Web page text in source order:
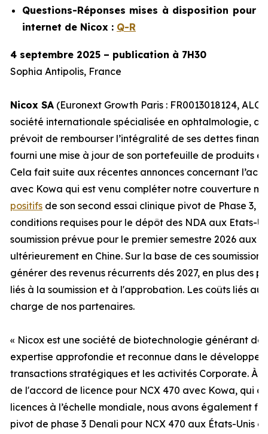
Questions-Réponses mises à disposition pour
internet de Nicox : Q-R
4 septembre 2025 – publication à 7H30
Sophia Antipolis, France
Nicox SA (Euronext Growth Paris : FR0013018124,
société internationale spécialisée en ophtalmologie,
prévoit de rembourser l’intégralité de ses dettes
fourni une mise à jour de son portefeuille de produits
Cela fait suite aux récentes annonces concernant
avec Kowa qui est venu compléter notre couverture
positifs de son second essai clinique pivot de Phase 3,
conditions requises pour le dépôt des NDA aux Etats-
soumission prévue pour le premier semestre 2026 aux
ultérieurement en Chine. Sur la base de ces
générer des revenus récurrents dés 2027, en plus des
liés à la soumission et à l'approbation. Les coûts liés
charge de nos partenaires.
« Nicox est une société de biotechnologie générant
expertise approfondie et reconnue dans le
transactions stratégiques et les activités Corporate. À
de l'accord de licence pour NCX 470 avec Kowa, qui
licences à l’échelle mondiale, nous avons également
pivot de phase 3 Denali pour NCX 470 aux États-Unis